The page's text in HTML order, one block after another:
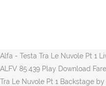
Alfa - Testa Tra Le Nuvole Pt 1
ALFV 85.439 Play Download
Tra Le Nuvole Pt 1 Backstage